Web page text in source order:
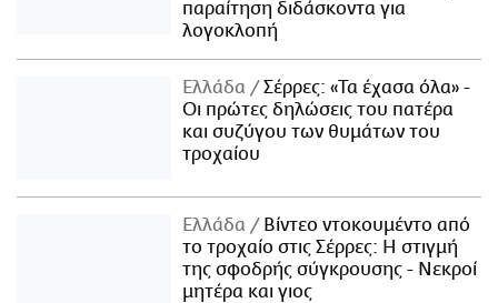
παραίτηση διδάσκοντα για
λογοκλοπή
Ελλάδα
Σέρρες: «Τα έχασα όλα» -
Οι πρώτες δηλώσεις του πατέρα
και συζύγου των θυμάτων του
τροχαίου
Ελλάδα
Βίντεο ντοκουμέντο από
το τροχαίο στις Σέρρες: Η στιγμή
της σφοδρής σύγκρουσης - Νεκροί
μητέρα και γιος